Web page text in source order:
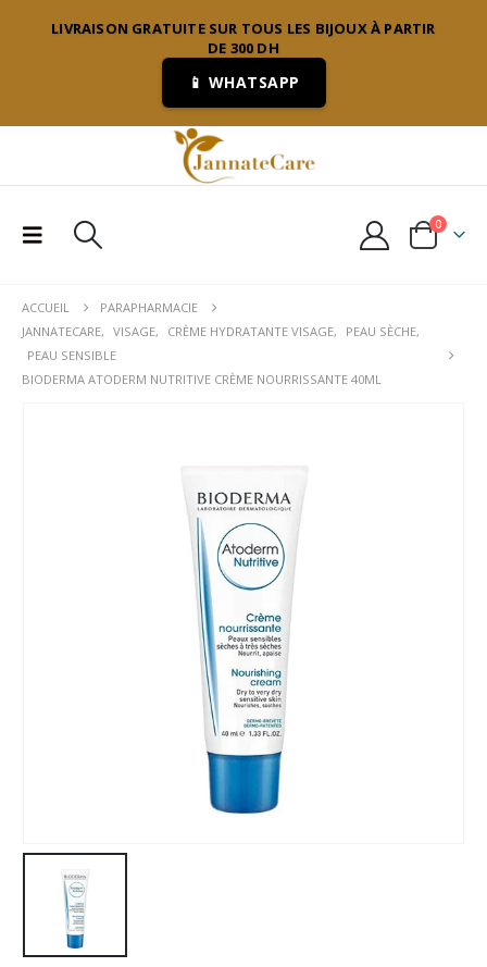
LIVRAISON GRATUITE SUR TOUS LES BIJOUX À PARTIR
DE 300 DH
📱 WHATSAPP
0
ACCUEIL
PARAPHARMACIE
JANNATECARE, VISAGE, CRÈME HYDRATANTE VISAGE, PEAU SÈCHE,
PEAU SENSIBLE
BIODERMA ATODERM NUTRITIVE CRÈME NOURRISSANTE 40ML